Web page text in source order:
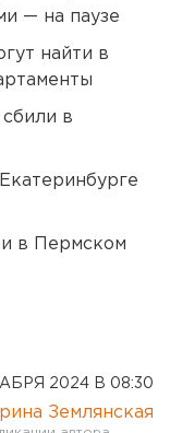
— на паузе
найти в
в
в Пермском
2024 В 08:30
Землянская